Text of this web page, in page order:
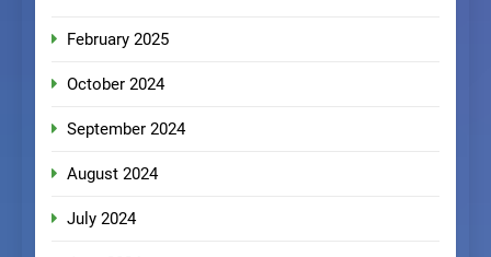
February 2025
October 2024
September 2024
August 2024
July 2024